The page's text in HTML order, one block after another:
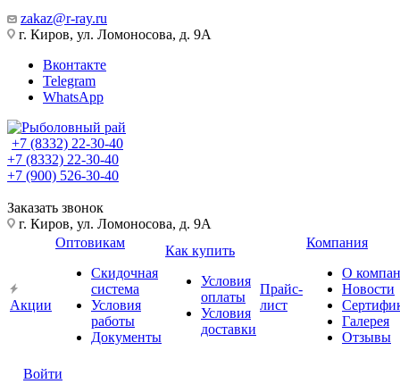
zakaz@r-ray.ru
г. Киров, ул. Ломоносова, д. 9А
Вконтакте
Telegram
WhatsApp
+7 (8332) 22-30-40
+7 (8332) 22-30-40
+7 (900) 526-30-40
Заказать звонок
г. Киров, ул. Ломоносова, д. 9А
Акции
Оптовикам
Скидочная
система
Условия
работы
Документы
Как купить
Условия
оплаты
Условия
доставки
Прайс-
лист
Компания
О
Новости
Галерея
Отзывы
Войти